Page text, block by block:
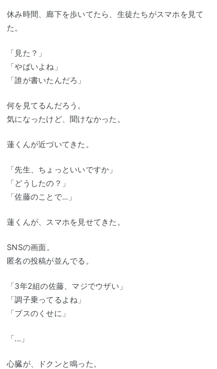
休み時間、廊下を歩いてたら、生徒たちがスマホを見て
た。
「見た？」
「やばいよね」
「誰が書いたんだろ」
何を見てるんだろう。
気になったけど、聞けなかった。
蓮くんが近づいてきた。
「先生、ちょっといいですか」
「どうしたの？」
「佐藤のことで...」
蓮くんが、スマホを見せてきた。
SNSの画面。
匿名の投稿が並んでる。
「3年2組の佐藤、マジでウザい」
「調子乗ってるよね」
「ブスのくせに」
「...」
心臓が、ドクンと鳴った。